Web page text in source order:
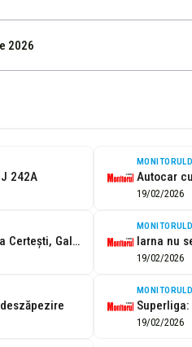
2026
242A
19/02/2026
FOTO: Bărbat salvat din viscol la Certeşti, Galaţi
19/02/2026
19/02/2026